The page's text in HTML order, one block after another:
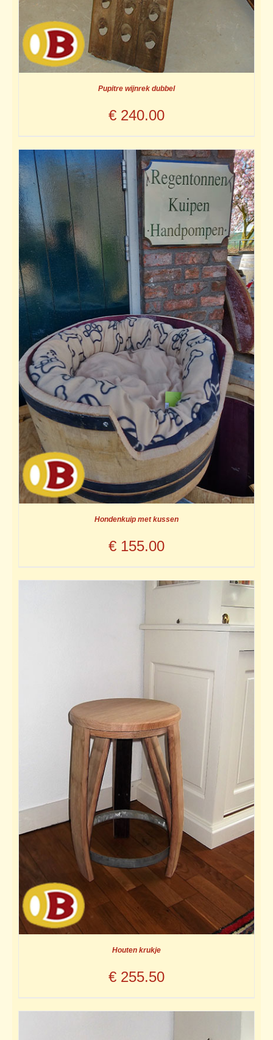
Pupitre wijnrek dubbel
€ 240.00
Hondenkuip met kussen
€ 155.00
Houten krukje
€ 255.50